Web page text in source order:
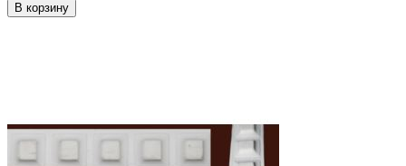
В корзину